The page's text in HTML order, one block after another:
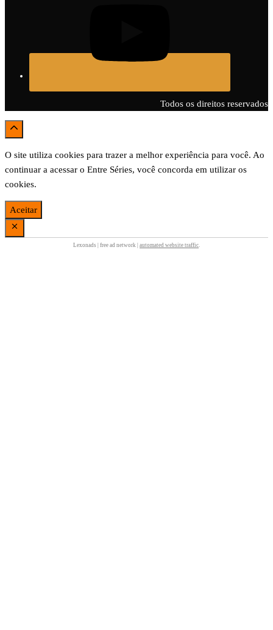
Todos os direitos reservados
O site utiliza cookies para trazer a melhor experiência para você. Ao
continuar a acessar o Entre Séries, você concorda em utilizar os
cookies.
Aceitar
Lexonads | free ad network | automated website traffic